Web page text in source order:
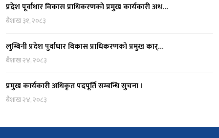
प्रदेश पूर्वाधार विकास प्राधिकरणको प्रमुख कार्यकारी अध…
बैशाख ३१, २०८३
लुम्बिनी प्रदेश पुर्वाधार विकास प्राधिकरणको प्रमुख कार्…
बैशाख २४, २०८३
प्रमुख कार्यकारी अधिकृत पदपूर्ति सम्बन्धि सुचना ।
बैशाख २४, २०८३